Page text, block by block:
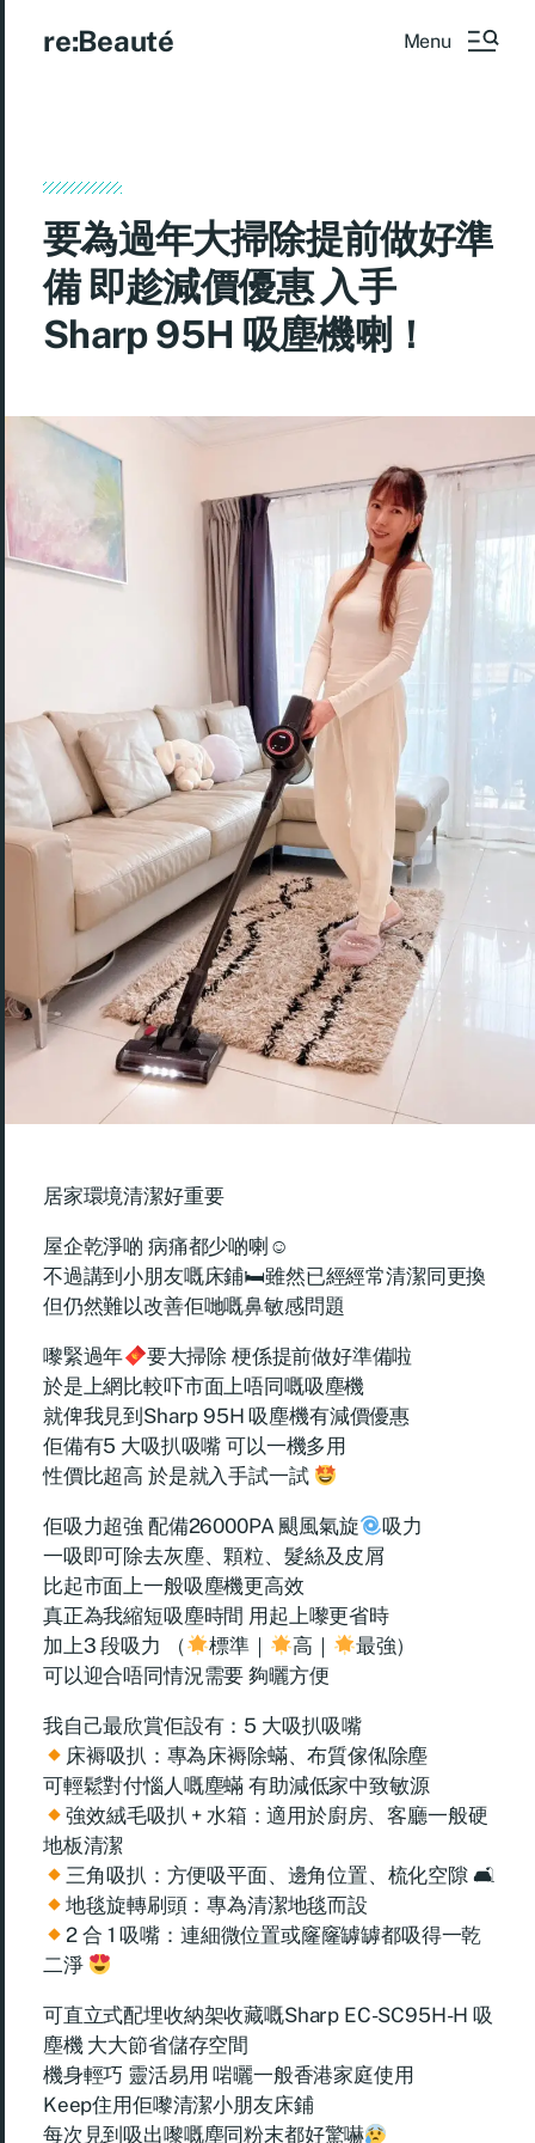
re:Beauté Menu
要為過年大掃除提前做好準
備 即趁減價優惠 入手
Sharp 95H 吸塵機喇！
居家環境清潔好重要
屋企乾淨啲 病痛都少啲喇☺
不過講到⼩朋友嘅床鋪🛏雖然已經經常清潔同更換
但仍然難以改善佢哋嘅⿐敏感問題
嚟緊過年
要大掃除 梗係提前做好準備啦
於是上網比較吓市面上唔同嘅吸塵機
就俾我見到Sharp 95H 吸塵機有減價優惠
佢備有5 ⼤吸扒吸嘴 可以一機多用
性價比超高 於是就入手試一試
佢吸力超強 配備26000PA 颶⾵氣旋
吸⼒
一吸即可除去灰塵、顆粒、髮絲及皮屑
比起市面上一般吸塵機更高效
真正為我縮短吸塵時間 用起上嚟更省時
加上3 段吸⼒ （
標準｜ ⾼｜
最強）
可以迎合唔同情況需要 夠曬方便
我自己最欣賞佢設有：5 ⼤吸扒吸嘴
床褥吸扒：專為床褥除蟎、布質傢俬除塵
可輕鬆對付惱人嘅塵蟎 有助減低家中致敏源
強效絨⽑吸扒 + 水箱：適用於廚房、客廳一般硬
地板清潔
三⻆吸扒：方便吸平面、邊角位置、梳化空隙 🛋
地毯旋轉刷頭：專為清潔地毯而設
2 合 1 吸嘴：連細微位置或窿窿罅罅都吸得一乾
二淨
可直立式配埋收納架收藏嘅Sharp EC-SC95H-H 吸
塵機 大大節省儲存空間
機身輕巧 靈活易用 啱曬一般香港家庭使用
Keep住用佢嚟清潔小朋友床鋪
每次見到吸出嚟嘅塵同粉末都好驚嚇